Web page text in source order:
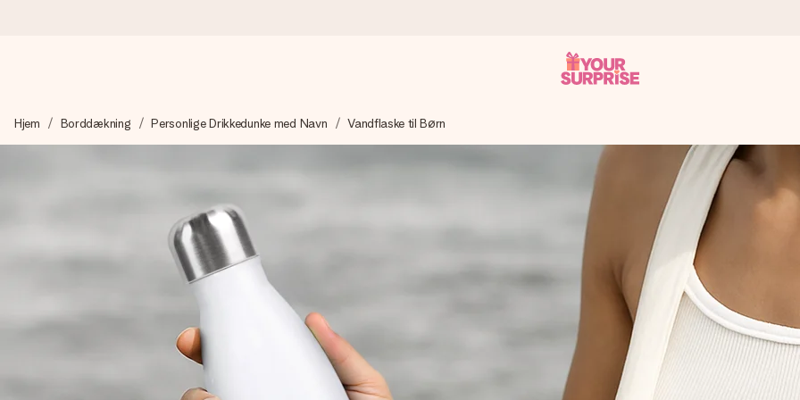
Vi laver din gave med omhu og sender den lynhurtigt – så du kan give den på det helt rette tidspunkt, når den betyder allermest.
4,7 (baseret på +15.000 anmeldelser)
Vores gaver inspirerer. Kunderne giver os 4,7 på Google Reviews.
Gratis kort med hilsen
Lav noget særligt i blot få trin – med hendes navn, et billede af dig eller en besked, der går lige i hendes hjerte. Intet besvær
Hjem Borddækning Personlige Drikkedunke med Navn Vandflaske til Børn